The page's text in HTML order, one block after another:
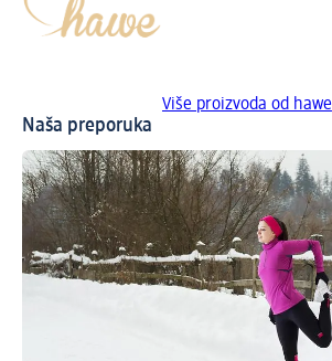
Više proizvoda od hawe
Naša preporuka